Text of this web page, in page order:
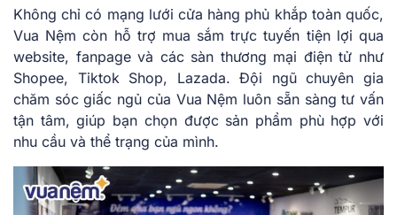
Không chỉ có mạng lưới cửa hàng phủ khắp toàn quốc,
Vua Nệm còn hỗ trợ mua sắm trực tuyến tiện lợi qua
website, fanpage và các sàn thương mại điện tử như
Shopee, Tiktok Shop, Lazada. Đội ngũ chuyên gia
chăm sóc giấc ngủ của Vua Nệm luôn sẵn sàng tư vấn
tận tâm, giúp bạn chọn được sản phẩm phù hợp với
nhu cầu và thể trạng của mình.